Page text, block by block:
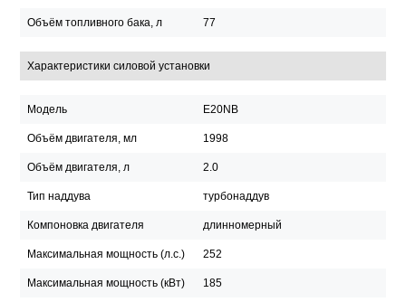
Объём топливного бака, л 77
Характеристики силовой установки
Модель E20NB
Объём двигателя, мл 1998
Объём двигателя, л 2.0
Тип наддува турбонаддув
Компоновка двигателя длинномерный
Максимальная мощность (л.с.) 252
Максимальная мощность (кВт) 185